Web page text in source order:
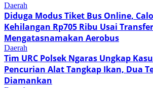
Daerah
Diduga Modus Tiket Bus Online,
Kehilangan Rp705 Ribu Usai
Mengatasnamakan Aerobus
Daerah
Tim URC Polsek Ngaras Ungkap
Pencurian Alat Tangkap Ikan, Dua
Diamankan